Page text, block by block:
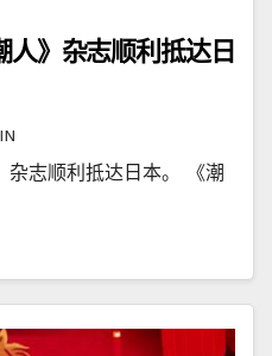
》杂志顺利抵达日
志顺利抵达日本。 《潮